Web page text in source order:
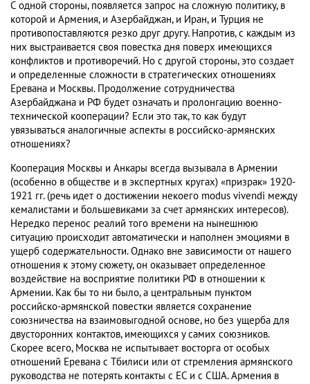
С одной стороны, появляется запрос на сложную политику, в
которой и Армения, и Азербайджан, и Иран, и Турция не
противопоставляются резко друг другу. Напротив, с каждым из
них выстраивается своя повестка дня поверх имеющихся
конфликтов и противоречий. Но с другой стороны, это создает
и определенные сложности в стратегических отношениях
Еревана и Москвы. Продолжение сотрудничества
Азербайджана и РФ будет означать и пролонгацию военно-
технической кооперации? Если это так, то как будут
увязываться аналогичные аспекты в российско-армянских
отношениях?
Кооперация Москвы и Анкары всегда вызывала в Армении
(особенно в обществе и в экспертных кругах) «призрак» 1920-
1921 гг. (речь идет о достижении некоего modus vivendi между
кемалистами и большевиками за счет армянских интересов).
Нередко перенос реалий того времени на нынешнюю
ситуацию происходит автоматически и наполнен эмоциями в
ущерб содержательности. Однако вне зависимости от нашего
отношения к этому сюжету, он оказывает определенное
воздействие на восприятие политики РФ в отношении к
Армении. Как бы то ни было, а центральным пунктом
российско-армянской повестки является сохранение
союзничества на взаимовыгодной основе, но без ущерба для
двусторонних контактов, имеющихся у самих союзников.
Скорее всего, Москва не испытывает восторга от особых
отношений Еревана с Тбилиси или от стремления армянского
руководства не потерять контакты с ЕС и с США. Армения в